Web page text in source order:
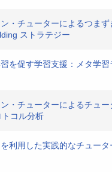
・チューターによるつまず
ストラテジー
を促す学習支援：メタ学習
・チューターによるチュー
トコル分析
利用した実践的なチュータ